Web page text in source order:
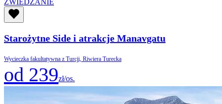
Starożytne Side i atrakcje Manavgatu
Wycieczka fakultatywna z Turcji, Riwiera Turecka
od 239zł/os.